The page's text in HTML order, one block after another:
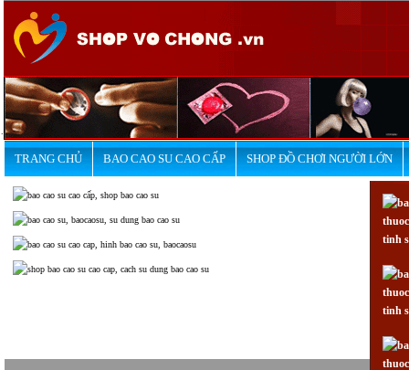
TRANG CHỦ BAO CAO SU CAO CẤP SHOP ĐỒ CHƠI NGƯỜI LỚN